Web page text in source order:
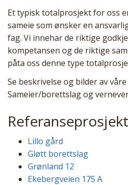
Et typisk totalprosjekt for oss
sameie som ønsker en
fag. Vi innehar de riktige
kompetansen og de riktige
påta oss denne type
Se beskrivelse og bilder av
Sameier/borettslag og
Lillo gård
Gløtt borettslag
Grønland 12
Ekebergveien 175 A